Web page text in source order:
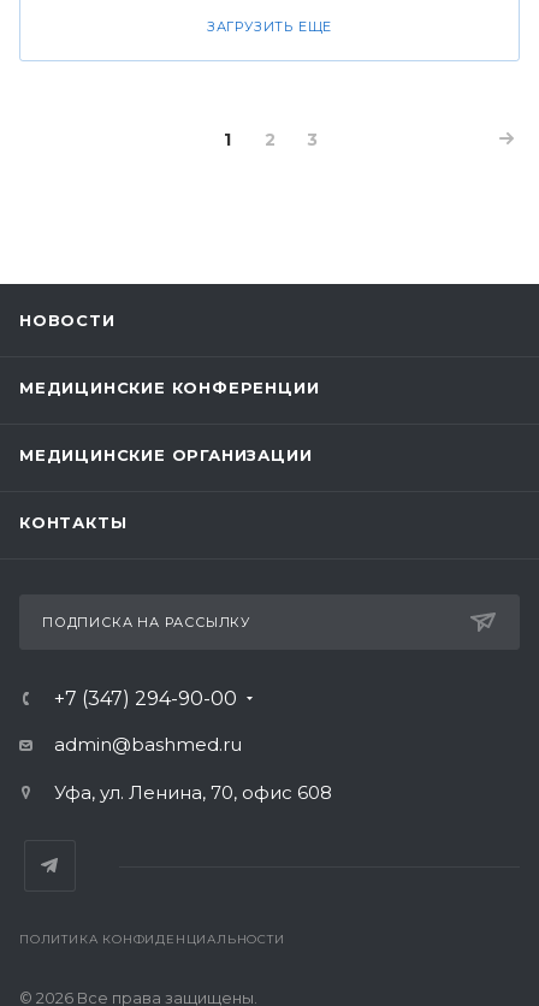
ЗАГРУЗИТЬ ЕЩЕ
1 2 3
НОВОСТИ
МЕДИЦИНСКИЕ КОНФЕРЕНЦИИ
МЕДИЦИНСКИЕ ОРГАНИЗАЦИИ
КОНТАКТЫ
ПОДПИСКА НА РАССЫЛКУ
+7 (347) 294-90-00
admin@bashmed.ru
Уфа, ул. Ленина, 70, офис 608
ПОЛИТИКА КОНФИДЕНЦИАЛЬНОСТИ
© 2026 Все права защищены.